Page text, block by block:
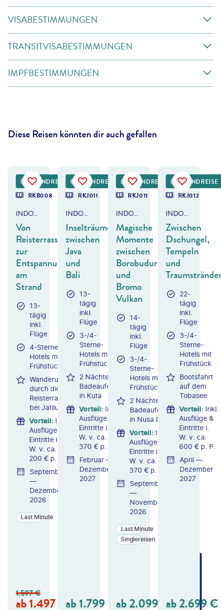
VISABESTIMMUNGEN
TRANSITVISABESTIMMUNGEN
IMPFBESTIMMUNGEN
Diese Reisen könnten dir auch gefallen
RUNDREISE
RKB008
INDONESIEN - BALI
Von
Reisterrassen
zur
Entspannung
am
Strand
13-
tägig
inkl.
Flüge
4-Sterne-
Hotels mit
Frühstück
Wanderung
durch die
Reisterrassen
bei Jatiluwih
Vorteil: Inkl.
Ausflüge &
Eintritte i.
W. v. ca.
200 € p. P.
September
—
Dezember
2026
Last Minute
1.597€
ab1.497 €
B
RUNDREISE
RKJ011
INDONESIEN
Inselträume
zwischen
Java
und
Bali
13-
tägig
inkl.
Flüge
3-/4-
Sterne-
Hotels mit
Frühstück
2 Nächte
Badeaufenthalt
in Kuta
Vorteil: Inkl.
Ausflüge &
Eintritte i.
W. v. ca.
370 € p. P.
Februar —
Dezember
2027
ab1.799€
B
RUNDREISE
RKJ011
INDONESIEN - JAVA & BALI
Magische
Momente
zwischen
Borobudur
und
Bromo
Vulkan
14-
tägig
inkl.
Flüge
3-/4-
Sterne-
Hotels mit
Frühstück
2 Nächte
Badeaufenthalt
in Nusa Dua
Vorteil: Inkl.
Ausflüge &
Eintritte i.
W. v. ca.
370 € p. P.
September
—
November
2026
Last Minute
Singlereisen
ab2.099 €
B
RUNDREISE
RKJ012
INDONESIEN
Zwischen
Dschungel,
Tempeln
und
22-
tägig
inkl.
Flüge
3-/4-
Sterne-
Hotels mit
Frühstück
Bootsfahrt
auf dem
Tobasee
Vorteil: Inkl.
Ausflüge &
Eintritte i.
W. v. ca.
600 € p. P.
April —
Dezember
2027
ab2.699€